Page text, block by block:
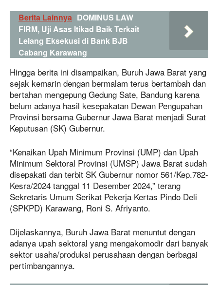
Berita Lainnya DOMINUS LAW
FIRM, Uji Asas Itikad Baik Terkait
Lelang Eksekusi di Bank BJB
Cabang Karawang
Hingga berita ini disampaikan, Buruh Jawa Barat yang
sejak kemarin dengan bermalam terus bertambah dan
bertahan mengepung Gedung Sate, Bandung karena
belum adanya hasil kesepakatan Dewan Pengupahan
Provinsi bersama Gubernur Jawa Barat menjadi Surat
Keputusan (SK) Gubernur.
“Kenaikan Upah Minimum Provinsi (UMP) dan Upah
Minimum Sektoral Provinsi (UMSP) Jawa Barat sudah
disepakati dan terbit SK Gubernur nomor 561/Kep.782-
Kesra/2024 tanggal 11 Desember 2024,” terang
Sekretaris Umum Serikat Pekerja Kertas Pindo Deli
(SPKPD) Karawang, Roni S. Afriyanto.
Dijelaskannya, Buruh Jawa Barat menuntut dengan
adanya upah sektoral yang mengakomodir dari banyak
sektor usaha/produksi perusahaan dengan berbagai
pertimbangannya.